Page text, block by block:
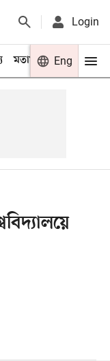
Login
মতামত খেলা
Eng